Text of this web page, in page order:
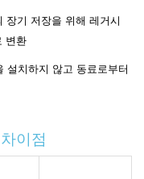
장기 저장을 위해 레거시
변환
설치하지 않고 동료로부터
이점